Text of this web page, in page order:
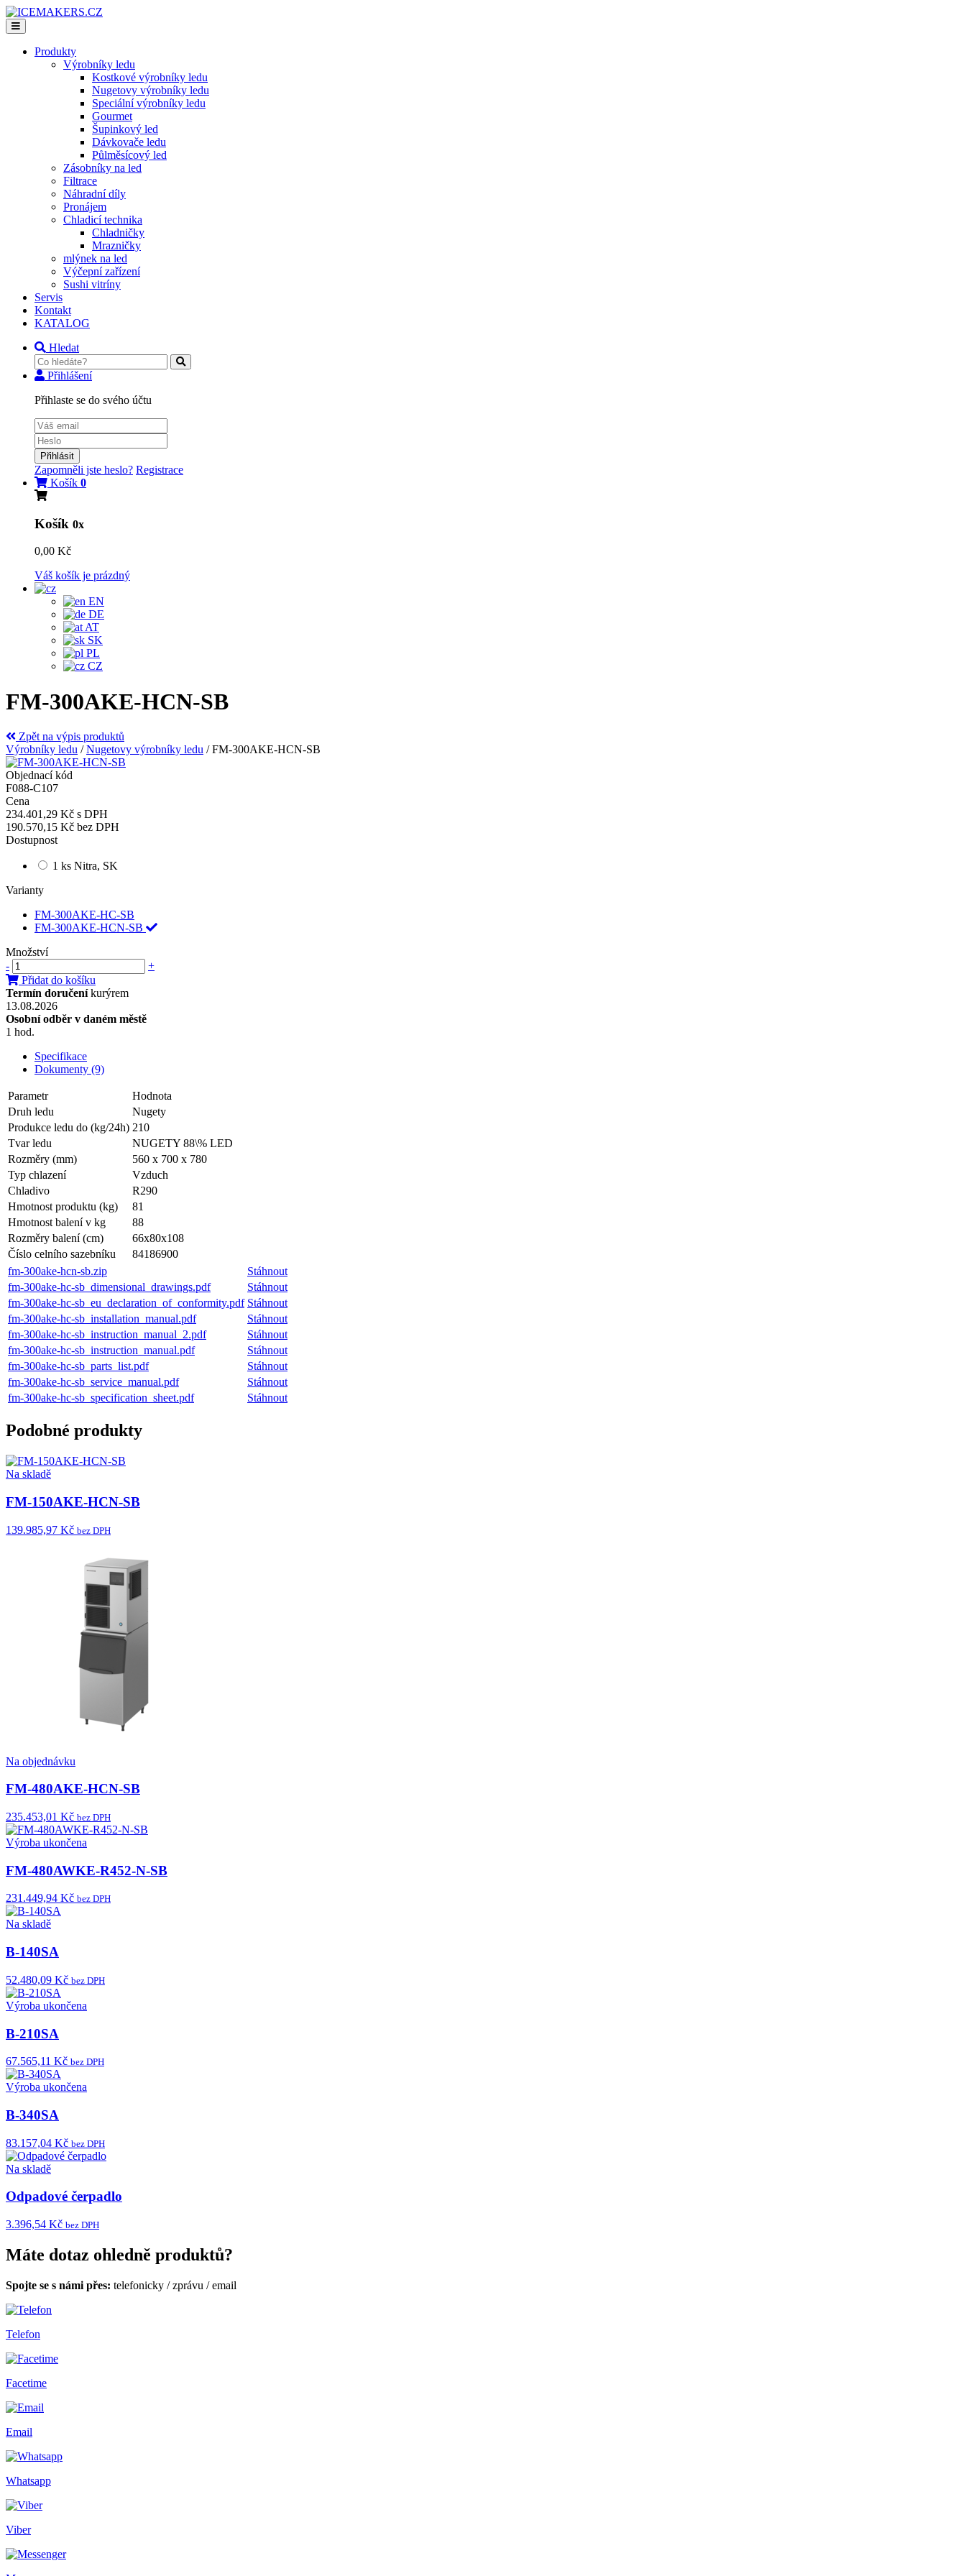
Produkty
Výrobníky ledu
Kostkové výrobníky ledu
Nugetovy výrobníky ledu
Speciální výrobníky ledu
Gourmet
Šupinkový led
Dávkovače ledu
Půlměsícový led
Zásobníky na led
Filtrace
Náhradní díly
Pronájem
Chladicí technika
Chladničky
Mrazničky
mlýnek na led
Výčepní zařízení
Sushi vitríny
Servis
Kontakt
KATALOG
Hledat
Přihlášení
Přihlaste se do svého účtu
Přihlásit
Zapomněli jste heslo? Registrace
Košík 0
Košík 0x
0,00 Kč
Váš košík je prázdný
EN
DE
AT
SK
PL
CZ
FM-300AKE-HCN-SB
Zpět na výpis produktů
Výrobníky ledu /Nugetovy výrobníky ledu /FM-300AKE-HCN-SB
Objednací kód
F088-C107
Cena
234.401,29 Kč s DPH
190.570,15 Kč bez DPH
Dostupnost
1 ks Nitra, SK
Varianty
FM-300AKE-HC-SB
FM-300AKE-HCN-SB
Množství
-
+
Přidat do košíku
Termín doručeníkurýrem
13.08.2026
Osobní odběr v daném městě
1 hod.
Specifikace
Dokumenty (9)
Parametr
Hodnota
Druh ledu
Nugety
Produkce ledu do (kg/24h) 210
Tvar ledu
NUGETY 88\% LED
Rozměry (mm)
560 x 700 x 780
Typ chlazení
Vzduch
Chladivo
R290
Hmotnost produktu (kg)
81
Hmotnost balení v kg
88
Rozměry balení (cm)
66x80x108
Číslo celního sazebníku
84186900
fm-300ake-hcn-sb.zip
Stáhnout
fm-300ake-hc-sb_dimensional_drawings.pdf
Stáhnout
fm-300ake-hc-sb_eu_declaration_of_conformity.pdf Stáhnout
fm-300ake-hc-sb_installation_manual.pdf
Stáhnout
fm-300ake-hc-sb_instruction_manual_2.pdf
Stáhnout
fm-300ake-hc-sb_instruction_manual.pdf
Stáhnout
fm-300ake-hc-sb_parts_list.pdf
Stáhnout
fm-300ake-hc-sb_service_manual.pdf
Stáhnout
fm-300ake-hc-sb_specification_sheet.pdf
Stáhnout
Podobné produkty
Na skladě
FM-150AKE-HCN-SB
139.985,97 Kč bez DPH
Na objednávku
FM-480AKE-HCN-SB
235.453,01 Kč bez DPH
Výroba ukončena
FM-480AWKE-R452-N-SB
231.449,94 Kč bez DPH
Na skladě
B-140SA
52.480,09 Kč bez DPH
Výroba ukončena
B-210SA
67.565,11 Kč bez DPH
Výroba ukončena
B-340SA
83.157,04 Kč bez DPH
Na skladě
Odpadové čerpadlo
3.396,54 Kč bez DPH
Máte dotaz ohledně produktů?
Spojte se s námi přes: telefonicky /zprávu /email
Telefon
Facetime
Email
Whatsapp
Viber